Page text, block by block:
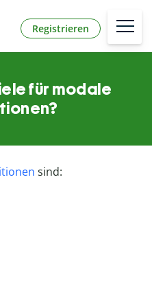
Registrieren
für modale
sind: